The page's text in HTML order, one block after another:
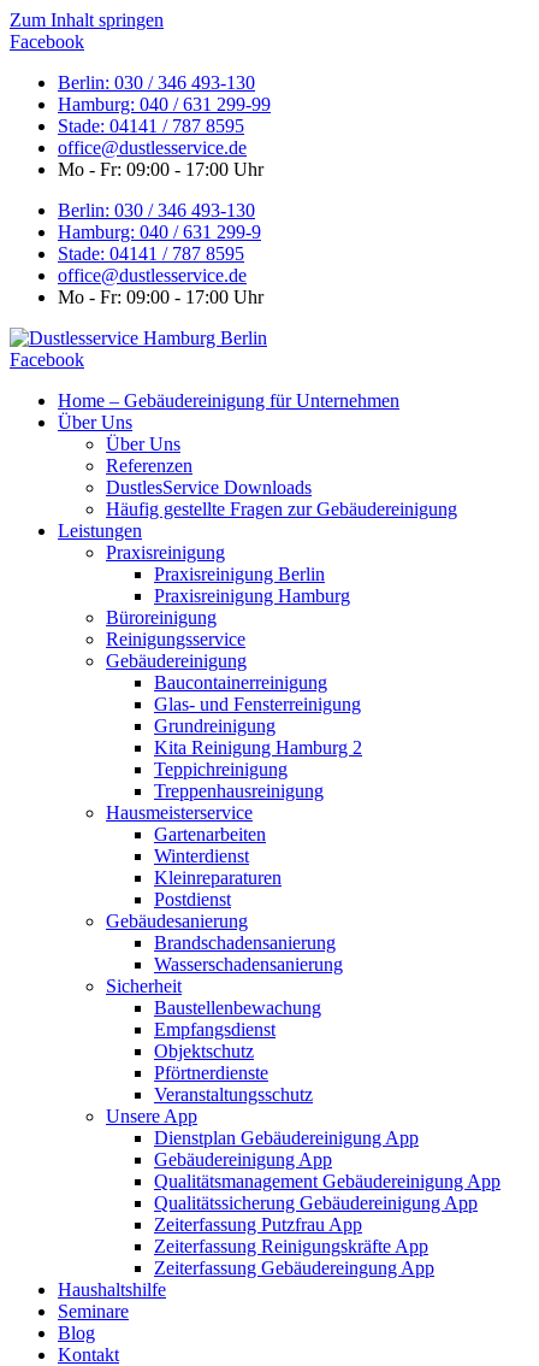
Zum Inhalt springen
Facebook
Berlin: 030 / 346 493-130
Hamburg: 040 / 631 299-99
Stade: 04141 / 787 8595
office@dustlesservice.de
Mo - Fr: 09:00 - 17:00 Uhr
Berlin: 030 / 346 493-130
Hamburg: 040 / 631 299-9
Stade: 04141 / 787 8595
office@dustlesservice.de
Mo - Fr: 09:00 - 17:00 Uhr
Facebook
Home – Gebäudereinigung für Unternehmen
Über Uns
Über Uns
Referenzen
DustlesService Downloads
Häufig gestellte Fragen zur Gebäudereinigung
Leistungen
Praxisreinigung
Praxisreinigung Berlin
Praxisreinigung Hamburg
Büroreinigung
Reinigungsservice
Gebäudereinigung
Baucontainerreinigung
Glas- und Fensterreinigung
Grundreinigung
Kita Reinigung Hamburg 2
Teppichreinigung
Treppenhausreinigung
Hausmeisterservice
Gartenarbeiten
Winterdienst
Kleinreparaturen
Postdienst
Gebäudesanierung
Brandschadensanierung
Wasserschadensanierung
Sicherheit
Baustellenbewachung
Empfangsdienst
Objektschutz
Pförtnerdienste
Veranstaltungsschutz
Unsere App
Dienstplan Gebäudereinigung App
Gebäudereinigung App
Qualitätsmanagement Gebäudereinigung App
Qualitätssicherung Gebäudereinigung App
Zeiterfassung Putzfrau App
Zeiterfassung Reinigungskräfte App
Zeiterfassung Gebäudereingung App
Haushaltshilfe
Seminare
Blog
Kontakt